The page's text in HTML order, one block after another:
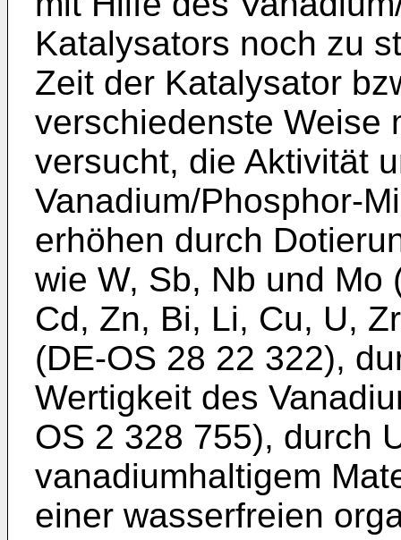
Katalysators noch zu
Zeit der Katalysator
verschiedenste Weise
versucht, die Aktivität
Vanadium/Phosphor-
erhöhen durch
wie W, Sb, Nb und Mo
Cd, Zn, Bi, Li, Cu, U,
(DE-OS 28 22 322),
Wertigkeit des
OS 2 328 755), durch
vanadiumhaltigem
einer wasserfreien